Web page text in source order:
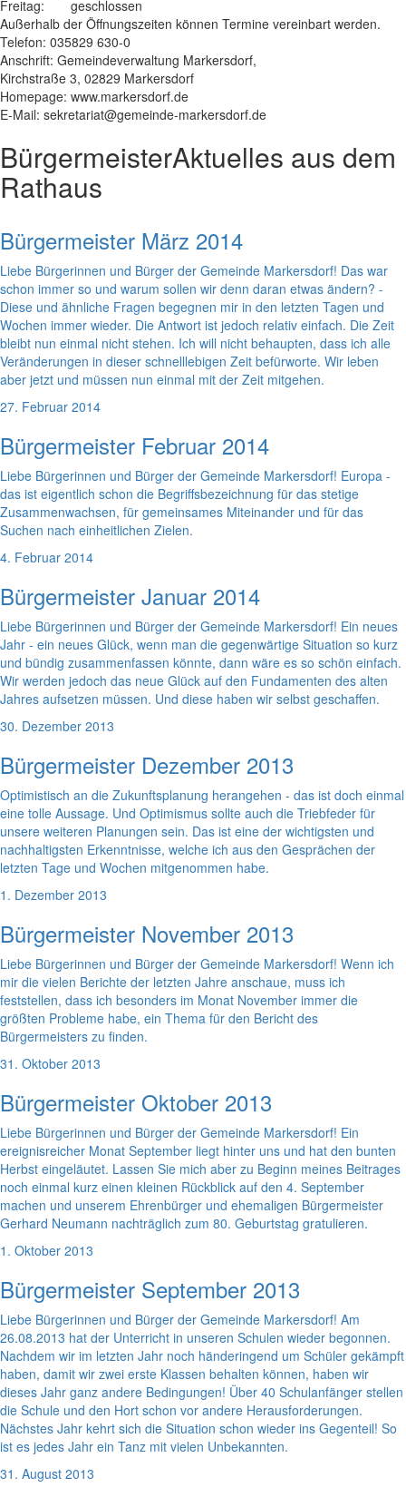
Freitag:
geschlossen
Außerhalb der Öffnungszeiten können Termine vereinbart werden.
Telefon: 035829 630-0
Anschrift: Gemeindeverwaltung Markersdorf,
Kirchstraße 3, 02829 Markersdorf
Homepage: www.markersdorf.de
E-Mail: sekretariat@gemeinde-markersdorf.de
BürgermeisterAktuelles aus dem
Rathaus
Bürgermeister März 2014
Liebe Bürgerinnen und Bürger der Gemeinde Markersdorf! Das war
schon immer so und warum sollen wir denn daran etwas ändern? -
Diese und ähnliche Fragen begegnen mir in den letzten Tagen und
Wochen immer wieder. Die Antwort ist jedoch relativ einfach. Die Zeit
bleibt nun einmal nicht stehen. Ich will nicht behaupten, dass ich alle
Veränderungen in dieser schnelllebigen Zeit befürworte. Wir leben
aber jetzt und müssen nun einmal mit der Zeit mitgehen.
27. Februar 2014
Bürgermeister Februar 2014
Liebe Bürgerinnen und Bürger der Gemeinde Markersdorf! Europa -
das ist eigentlich schon die Begriffsbezeichnung für das stetige
Zusammenwachsen, für gemeinsames Miteinander und für das
Suchen nach einheitlichen Zielen.
4. Februar 2014
Bürgermeister Januar 2014
Liebe Bürgerinnen und Bürger der Gemeinde Markersdorf! Ein neues
Jahr - ein neues Glück, wenn man die gegenwärtige Situation so kurz
und bündig zusammenfassen könnte, dann wäre es so schön einfach.
Wir werden jedoch das neue Glück auf den Fundamenten des alten
Jahres aufsetzen müssen. Und diese haben wir selbst geschaffen.
30. Dezember 2013
Bürgermeister Dezember 2013
Optimistisch an die Zukunftsplanung herangehen - das ist doch einmal
eine tolle Aussage. Und Optimismus sollte auch die Triebfeder für
unsere weiteren Planungen sein. Das ist eine der wichtigsten und
nachhaltigsten Erkenntnisse, welche ich aus den Gesprächen der
letzten Tage und Wochen mitgenommen habe.
1. Dezember 2013
Bürgermeister November 2013
Liebe Bürgerinnen und Bürger der Gemeinde Markersdorf! Wenn ich
mir die vielen Berichte der letzten Jahre anschaue, muss ich
feststellen, dass ich besonders im Monat November immer die
größten Probleme habe, ein Thema für den Bericht des
Bürgermeisters zu finden.
31. Oktober 2013
Bürgermeister Oktober 2013
Liebe Bürgerinnen und Bürger der Gemeinde Markersdorf! Ein
ereignisreicher Monat September liegt hinter uns und hat den bunten
Herbst eingeläutet. Lassen Sie mich aber zu Beginn meines Beitrages
noch einmal kurz einen kleinen Rückblick auf den 4. September
machen und unserem Ehrenbürger und ehemaligen Bürgermeister
Gerhard Neumann nachträglich zum 80. Geburtstag gratulieren.
1. Oktober 2013
Bürgermeister September 2013
Liebe Bürgerinnen und Bürger der Gemeinde Markersdorf! Am
26.08.2013 hat der Unterricht in unseren Schulen wieder begonnen.
Nachdem wir im letzten Jahr noch händeringend um Schüler gekämpft
haben, damit wir zwei erste Klassen behalten können, haben wir
dieses Jahr ganz andere Bedingungen! Über 40 Schulanfänger stellen
die Schule und den Hort schon vor andere Herausforderungen.
Nächstes Jahr kehrt sich die Situation schon wieder ins Gegenteil! So
ist es jedes Jahr ein Tanz mit vielen Unbekannten.
31. August 2013